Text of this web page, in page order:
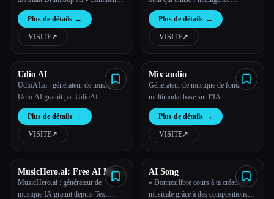
à créer des batteries IA
Plus de détails →
VISITE↗︎
artificielle pour convertir des images
en musique
Plus de détails →
VISITE↗︎
Udio AI
UdioAI.ai : générateur de musique
Udio AI gratuit par UdioAI
Plus de détails →
VISITE↗︎
Mix audio
Générateur de musique de fond
multimodal basé sur l''IA
Plus de détails →
VISITE↗︎
MusicHero.ai: Free AI Music
Generator from Text Online
MusicHero.ai : générateur de
musique IA gratuit depuis Text
AI Song
« Donnez libre cours à ta créativité
musicale grâce à des compositions